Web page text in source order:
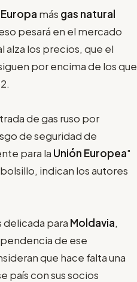
Europa más gas natural
pesará en el mercado
alza los precios, que el
por encima de los que
de gas ruso por
de seguridad de
para la Unión Europea"
indican los autores
delicada para Moldavia,
de ese
que hace falta una
país con sus socios